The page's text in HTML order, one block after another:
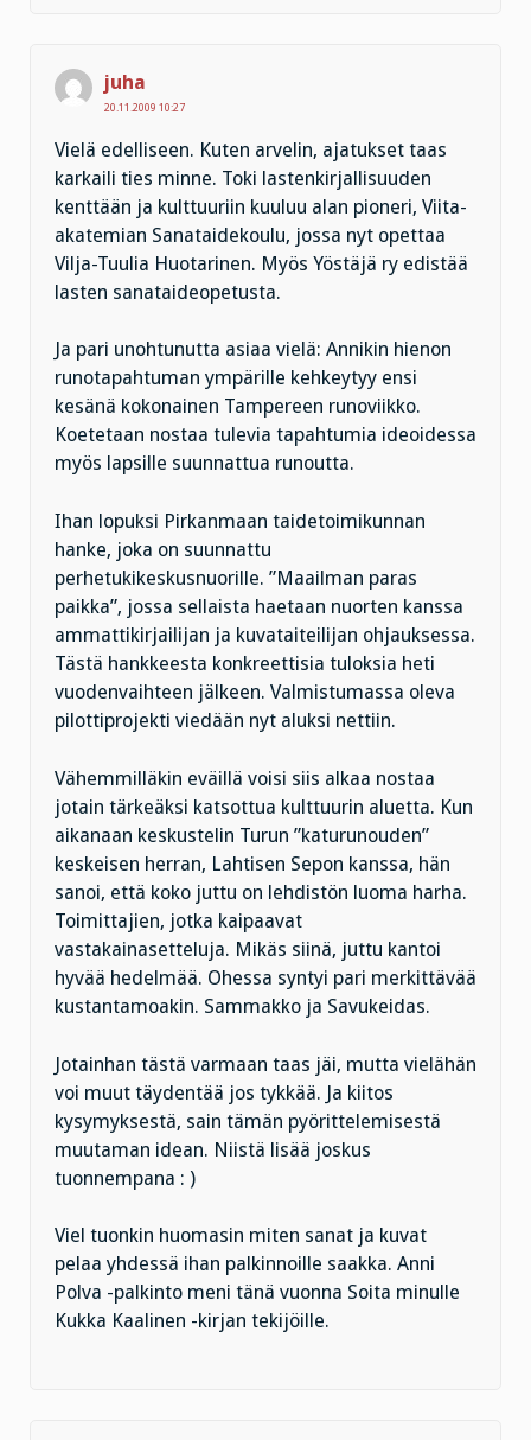
juha
20.11.2009 10:27
Vielä edelliseen. Kuten arvelin, ajatukset taas
karkaili ties minne. Toki lastenkirjallisuuden
kenttään ja kulttuuriin kuuluu alan pioneri, Viita-
akatemian Sanataidekoulu, jossa nyt opettaa
Vilja-Tuulia Huotarinen. Myös Yöstäjä ry edistää
lasten sanataideopetusta.
Ja pari unohtunutta asiaa vielä: Annikin hienon
runotapahtuman ympärille kehkeytyy ensi
kesänä kokonainen Tampereen runoviikko.
Koetetaan nostaa tulevia tapahtumia ideoidessa
myös lapsille suunnattua runoutta.
Ihan lopuksi Pirkanmaan taidetoimikunnan
hanke, joka on suunnattu
perhetukikeskusnuorille. ”Maailman paras
paikka”, jossa sellaista haetaan nuorten kanssa
ammattikirjailijan ja kuvataiteilijan ohjauksessa.
Tästä hankkeesta konkreettisia tuloksia heti
vuodenvaihteen jälkeen. Valmistumassa oleva
pilottiprojekti viedään nyt aluksi nettiin.
Vähemmilläkin eväillä voisi siis alkaa nostaa
jotain tärkeäksi katsottua kulttuurin aluetta. Kun
aikanaan keskustelin Turun ”katurunouden”
keskeisen herran, Lahtisen Sepon kanssa, hän
sanoi, että koko juttu on lehdistön luoma harha.
Toimittajien, jotka kaipaavat
vastakainasetteluja. Mikäs siinä, juttu kantoi
hyvää hedelmää. Ohessa syntyi pari merkittävää
kustantamoakin. Sammakko ja Savukeidas.
Jotainhan tästä varmaan taas jäi, mutta vielähän
voi muut täydentää jos tykkää. Ja kiitos
kysymyksestä, sain tämän pyörittelemisestä
muutaman idean. Niistä lisää joskus
tuonnempana : )
Viel tuonkin huomasin miten sanat ja kuvat
pelaa yhdessä ihan palkinnoille saakka. Anni
Polva -palkinto meni tänä vuonna Soita minulle
Kukka Kaalinen -kirjan tekijöille.